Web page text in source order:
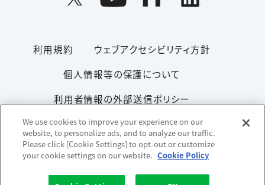
利用規約
ウェブアクセシビリティ方針
個人情報等の保護について
利用者情報の外部送信ポリシー
ソーシャルメディアポリシー
サイトマップ
Copyright© 1996-2026 Lion Corporation. All rights reserved.
We use cookies to improve your experience on our
website, to personalize ads, and to analyze our traffic.
Please click [Cookie Settings] to opt-out or customize
your cookie settings on our website. Cookie Policy